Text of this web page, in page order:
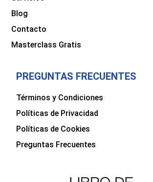
Blog
Contacto
Masterclass Gratis
PREGUNTAS FRECUENTES
Términos y Condiciones
Políticas de Privacidad
Políticas de Cookies
Preguntas Frecuentes